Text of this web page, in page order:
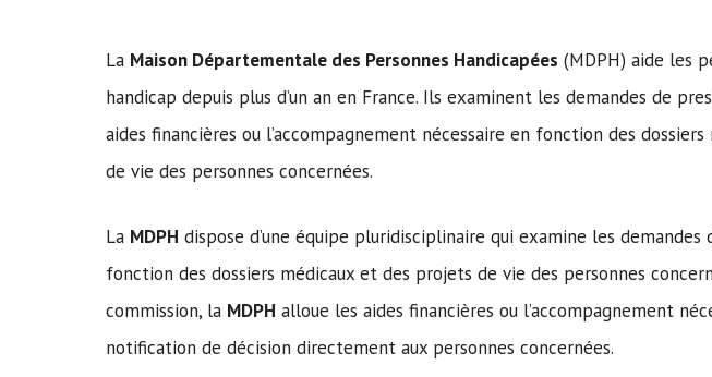
La Maison Départementale des Personnes Handicapées (MDPH) aide les
handicap depuis plus d’un an en France. Ils examinent les demandes de
aides financières ou l’accompagnement nécessaire en fonction des
de vie des personnes concernées.
La MDPH dispose d’une équipe pluridisciplinaire qui examine les
fonction des dossiers médicaux et des projets de vie des personnes
commission, la MDPH alloue les aides financières ou l’accompagnement
notification de décision directement aux personnes concernées.